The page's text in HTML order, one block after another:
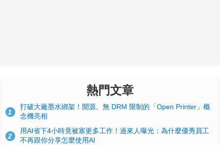
熱門文章
1
打破大廠墨水綁架！開源、無 DRM 限制的「Open Printer」概
念機亮相
2
用AI省下4小時竟被塞更多工作！過來人曝光：為什麼優秀員工
不再跟你分享怎麼使用AI